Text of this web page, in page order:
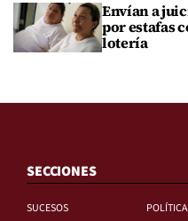
Envían a
por estafas
lotería
SECCIONES
SUCESOS
POLÍTICA